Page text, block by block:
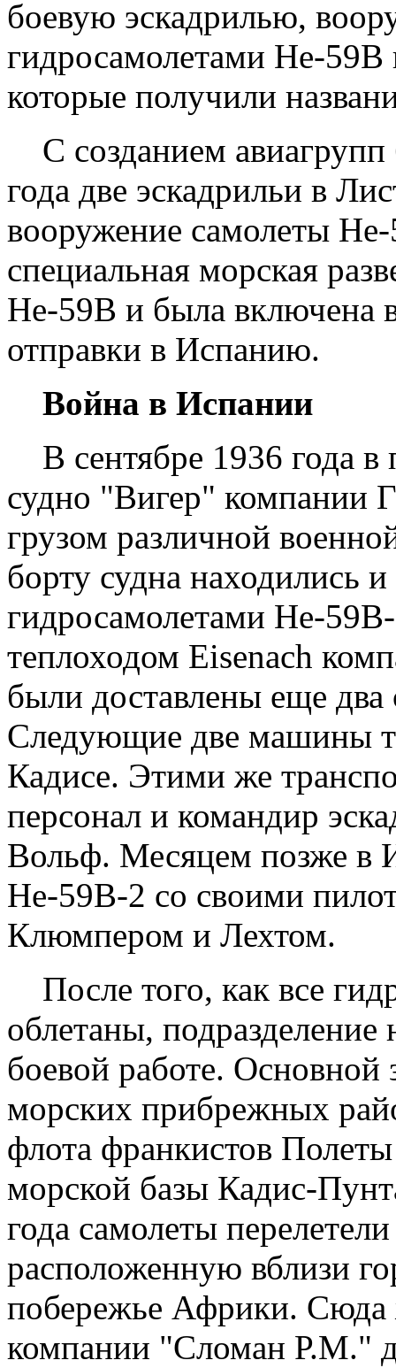
боевую эскадрилью,
гидросамолетами Не-
которые получили
С созданием авиагрупп
года две эскадрильи в
вооружение самолеты
специальная морская
Не-59В и была включена
отправки в Испанию.
Война в Испании
В сентябре 1936 года в
судно "Вигер" компании
грузом различной
борту судна находились
гидросамолетами Не-
теплоходом Eisenach
были доставлены еще
Следующие две машины
Кадисе. Этими же
персонал и командир
Вольф. Месяцем позже в
Не-59В-2 со своими
Клюмпером и Лехтом.
После того, как все
облетаны,
боевой работе. Основной
морских прибрежных
флота франкистов
морской базы Кадис-
года самолеты
расположенную вблизи
побережье Африки.
компании "Сломан Р.М."